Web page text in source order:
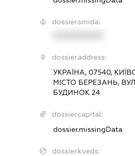
dossier.smida:
dossier.address:
УКРАЇНА, 07540,
МІСТО БЕРЕЗАНЬ,
БУДИНОК 24
dossier.capital:
dossier.missingData
dossier.kveds: